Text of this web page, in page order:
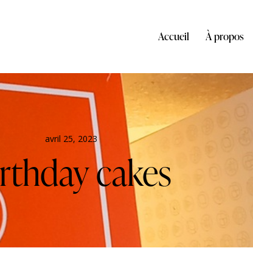
Accueil À propos
avril 25, 2023
cakes